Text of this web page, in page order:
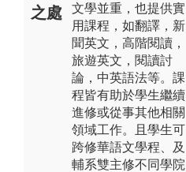
之處
文學並重，也提供實
用課程，如翻譯，新
聞英文，高階閱讀，
旅遊英文，閱讀討
論，中英語法等。課
程皆有助於學生繼續
進修或從事其他相關
領域工作。且學生可
跨修華語文學程、及
輔系雙主修不同學院